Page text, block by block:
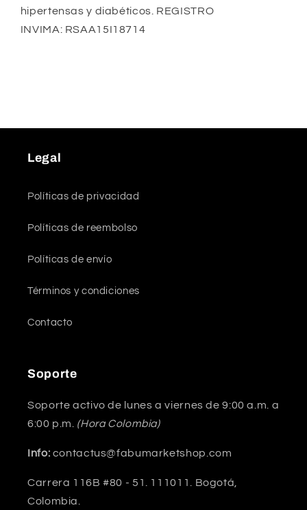
hipertensas y diabéticos. REGISTRO
INVIMA: RSAA15I18714
Legal
Políticas de privacidad
Políticas de reembolso
Políticas de envío
Términos y condiciones
Contacto
Soporte
Soporte activo de lunes a viernes de 9:00 a.m. a
6:00 p.m. (Hora Colombia)
Info: contactus@fabumarketshop.com
Carrera 116B #80 - 51. 111011. Bogotá,
Colombia.